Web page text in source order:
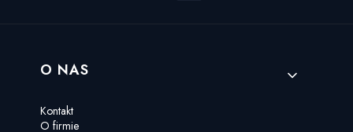
Linki w stopce
O NAS
Kontakt
O firmie